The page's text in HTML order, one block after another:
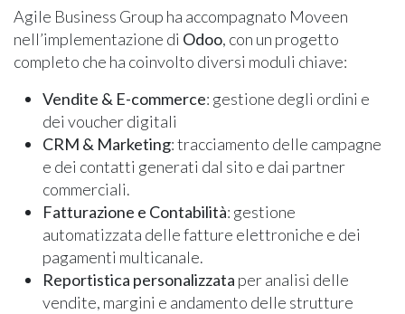
Agile Business Group ha accompagnato Moveen
nell’implementazione di Odoo, con un progetto
completo che ha coinvolto diversi moduli chiave:
Vendite & E-commerce: gestione degli ordini e
dei voucher digitali
CRM & Marketing: tracciamento delle campagne
e dei contatti generati dal sito e dai partner
commerciali.
Fatturazione e Contabilità: gestione
automatizzata delle fatture elettroniche e dei
pagamenti multicanale.
Reportistica personalizzata per analisi delle
vendite, margini e andamento delle strutture